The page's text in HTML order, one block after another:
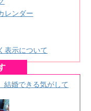
レンダー
表示について
す
結婚できる気がして